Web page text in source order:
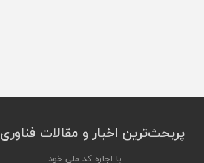
پربحث‌ترین اخبار و مقالات فناوری
با اجاره کد ملی خود